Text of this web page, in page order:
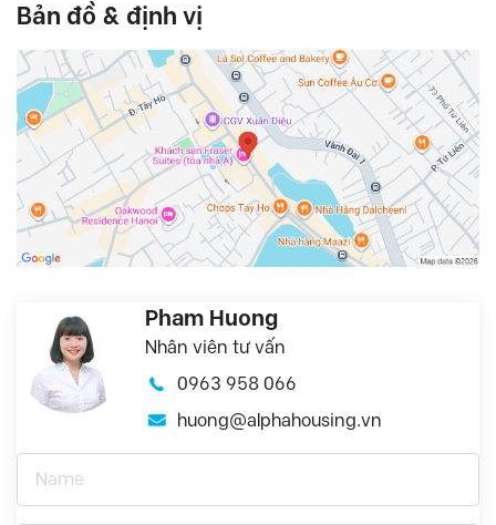
Bản đồ & định vị
Pham Huong
Nhân viên tư vấn
0963 958 066
huong@alphahousing.vn